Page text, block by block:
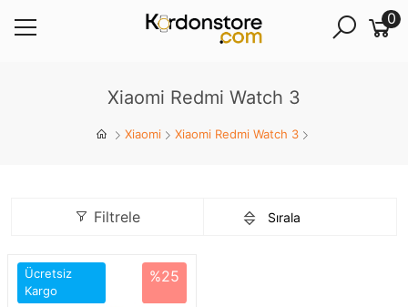
0
Xiaomi Redmi Watch 3
Xiaomi Xiaomi Redmi Watch 3
Filtrele
Ücretsiz
Kargo
%25